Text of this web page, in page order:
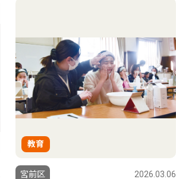
教育
宮前区 2026.03.06